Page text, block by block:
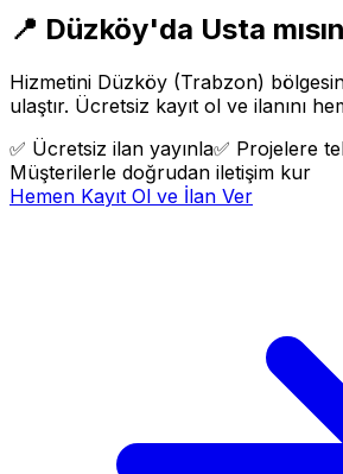
📍 Düzköy'da Usta
Hizmetini Düzköy (Trabzon)
ulaştır. Ücretsiz kayıt ol ve ilanını
✅ Ücretsiz ilan yayınla✅ Projelere
Müşterilerle doğrudan iletişim kur
Hemen Kayıt Ol ve İlan Ver